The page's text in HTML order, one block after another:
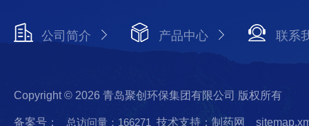
公司简介 产品中心 联系
Copyright © 2026 青岛聚创环保集团有限公司 版权所有
备案号： 总访问量：166271 技术支持：制药网